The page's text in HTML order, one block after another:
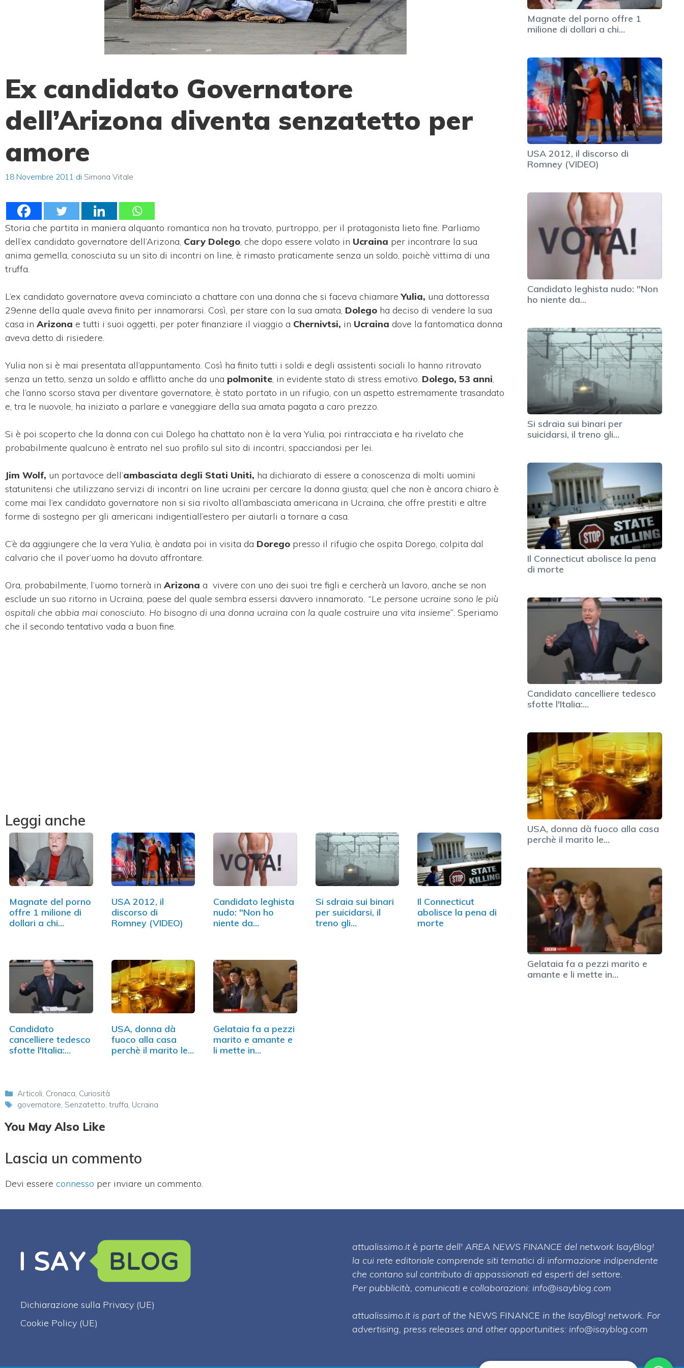
Ex candidato Governatore
dell’Arizona diventa senzatetto per
amore
18 Novembre 2011 di Simona Vitale
Storia che partita in maniera alquanto romantica non ha trovato, purtroppo, per il protagonista lieto fine. Parliamo
dell’ex candidato governatore dell’Arizona, Cary Dolego , che dopo essere volato in Ucraina per incontrare la sua
anima gemella, conosciuta su un sito di incontri on line, è rimasto praticamente senza un soldo, poichè vittima di una
truffa.
L’ex candidato governatore aveva cominciato a chattare con una donna che si faceva chiamareYulia, una dottoressa
29enne della quale aveva finito per innamorarsi. Così, per stare con la sua amata, Dolego ha deciso di vendere la sua
casa in Arizona e tutti i suoi oggetti, per poter finanziare il viaggio a Chernivtsi, in Ucraina dove la fantomatica donna
aveva detto di risiedere.
Yulia non si è mai presentata all’appuntamento. Così ha finito tutti i soldi e degli assistenti sociali lo hanno ritrovato
senza un tetto, senza un soldo e afflitto anche da una polmonite , in evidente stato di stress emotivo. Dolego, 53 anni
che l’anno scorso stava per diventare governatore, è stato portato in un rifugio, con un aspetto estremamente trasandato
e, tra le nuovole, ha iniziato a parlare e vaneggiare della sua amata pagata a caro prezzo.
Si è poi scoperto che la donna con cui Dolego ha chattato non è la vera Yulia, poi rintracciata e ha rivelato che
probabilmente qualcuno è entrato nel suo profilo sul sito di incontri, spacciandosi per lei.
Jim Wolf, un portavoce dell’ambasciata degli Stati Uniti, ha dichiarato di essere a conoscenza di molti uomini
statunitensi che utilizzano servizi di incontri on line ucraini per cercare la donna giusta; quel che non è ancora chiaro è
come mai l’ex candidato governatore non si sia rivolto all’ambasciata americana in Ucraina, che offre prestiti e altre
forme di sostegno per gli americani indigentiall’estero per aiutarli a tornare a casa.
C’è da aggiungere che la vera Yulia, è andata poi in visita da Dorego presso il rifugio che ospita Dorego, colpita dal
calvario che il pover’uomo ha dovuto affrontare.
Ora, probabilmente, l’uomo tornerà in Arizona a vivere con uno dei suoi tre figli e cercherà un lavoro, anche se non
esclude un suo ritorno in Ucraina, paese del quale sembra essersi davvero innamorato . “Le persone ucraine sono le più
ospitali che abbia mai conosciuto. Ho bisogno di una donna ucraina con la quale costruire una vita insieme” . Speriamo
che il secondo tentativo vada a buon fine.
Leggi anche
Magnate del porno
offre 1 milione di
dollari a chi…
USA 2012, il
discorso di
Romney (VIDEO)
Candidato leghista
nudo: "Non ho
niente da…
Si sdraia sui binari
per suicidarsi, il
treno gli…
Il Connecticut
abolisce la pena di
morte
Candidato
cancelliere tedesco
sfotte l'Italia:…
USA, donna dà
fuoco alla casa
perchè il marito le…
Gelataia fa a pezzi
marito e amante e
li mette in…
Categorie
Articoli, Cronaca, Curiosità
Tag
governatore, Senzatetto,truffa, Ucraina
You May Also Like
Lascia un commento
Devi essere connesso per inviare un commento.
Magnate del porno offre 1
milione di dollari a chi…
USA 2012, il discorso di
Romney (VIDEO)
Candidato leghista nudo: "Non
ho niente da…
Si sdraia sui binari per
suicidarsi, il treno gli…
Il Connecticut abolisce la pena
di morte
Candidato cancelliere tedesco
sfotte l'Italia:…
USA, donna dà fuoco alla casa
perchè il marito le…
Gelataia fa a pezzi marito e
amante e li mette in…
Dichiarazione sulla Privacy (UE)
Cookie Policy (UE)
attualissimo.it è parte dell' AREA NEWS FINANCE del network IsayBlog!
la cui rete editoriale comprende siti tematici di informazione indipendente
che contano sul contributo di appassionati ed esperti del settore.
Per pubblicità, comunicati e collaborazioni: info@isayblog.com
attualissimo.it is part of the NEWS FINANCE in the IsayBlog! network. For
advertising, press releases and other opportunities: info@isayblog.com